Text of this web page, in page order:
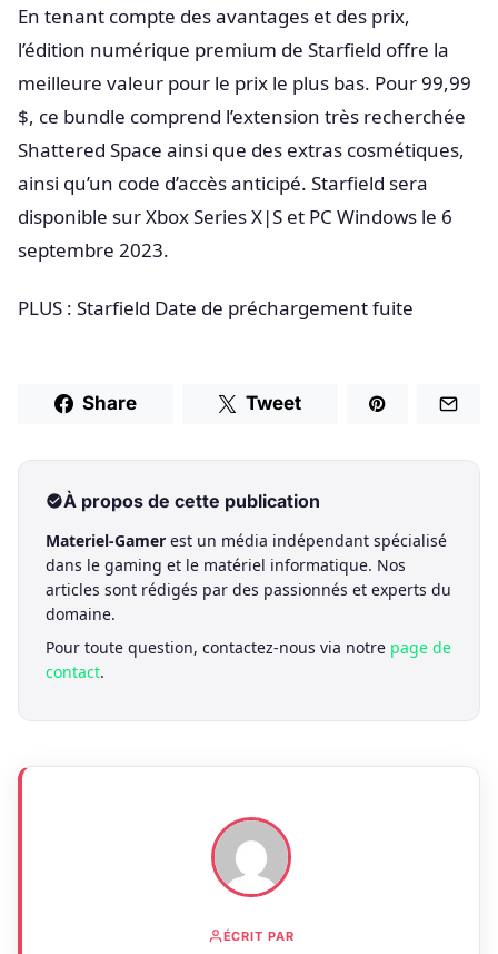
En tenant compte des avantages et des prix,
l’édition numérique premium de Starfield offre la
meilleure valeur pour le prix le plus bas. Pour 99,99
$, ce bundle comprend l’extension très recherchée
Shattered Space ainsi que des extras cosmétiques,
ainsi qu’un code d’accès anticipé. Starfield sera
disponible sur Xbox Series X|S et PC Windows le 6
septembre 2023.
PLUS : Starfield Date de préchargement fuite
Share Tweet
À propos de cette publication
Materiel-Gamer est un média indépendant spécialisé
dans le gaming et le matériel informatique. Nos
articles sont rédigés par des passionnés et experts du
domaine.
Pour toute question, contactez-nous via notre page de
contact.
ÉCRIT PAR